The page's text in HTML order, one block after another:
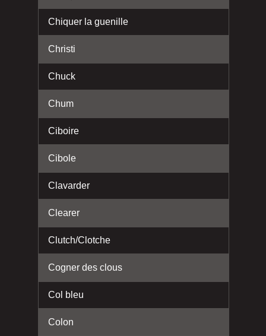
Chiquer la guenille
Christi
Chuck
Chum
Ciboire
Cibole
Clavarder
Clearer
Clutch/Clotche
Cogner des clous
Col bleu
Colon